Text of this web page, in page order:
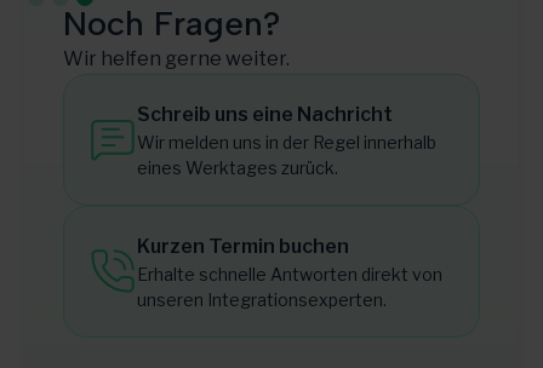
Noch Fragen?
Wir helfen gerne weiter.
Schreib uns eine Nachricht
Wir melden uns in der Regel innerhalb
eines Werktages zurück.
Kurzen Termin buchen
Erhalte schnelle Antworten direkt von
unseren Integrationsexperten.